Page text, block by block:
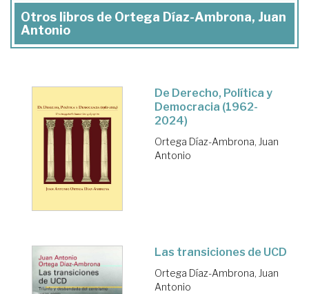
Otros libros de Ortega Díaz-Ambrona, Juan
Antonio
De Derecho, Política y
Democracia (1962-
2024)
Ortega Díaz-Ambrona, Juan
Antonio
Las transiciones de UCD
Ortega Díaz-Ambrona, Juan
Antonio